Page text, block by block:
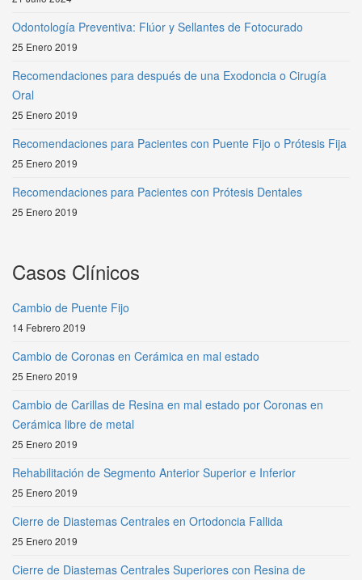
Odontología Preventiva: Flúor y Sellantes de Fotocurado
25 Enero 2019
Recomendaciones para después de una Exodoncia o Cirugía
Oral
25 Enero 2019
Recomendaciones para Pacientes con Puente Fijo o Prótesis Fija
25 Enero 2019
Recomendaciones para Pacientes con Prótesis Dentales
25 Enero 2019
Casos Clínicos
Cambio de Puente Fijo
14 Febrero 2019
Cambio de Coronas en Cerámica en mal estado
25 Enero 2019
Cambio de Carillas de Resina en mal estado por Coronas en
Cerámica libre de metal
25 Enero 2019
Rehabilitación de Segmento Anterior Superior e Inferior
25 Enero 2019
Cierre de Diastemas Centrales en Ortodoncia Fallida
25 Enero 2019
Cierre de Diastemas Centrales Superiores con Resina de